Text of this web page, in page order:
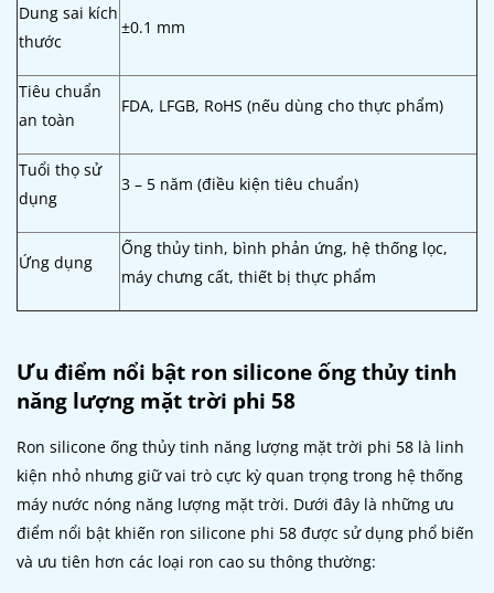
Dung sai kích
thước
±0.1 mm
Tiêu chuẩn
an toàn
FDA, LFGB, RoHS (nếu dùng cho thực phẩm)
Tuổi thọ sử
dụng
3 – 5 năm (điều kiện tiêu chuẩn)
Ứng dụng
Ống thủy tinh, bình phản ứng, hệ thống lọc,
máy chưng cất, thiết bị thực phẩm
Ưu điểm nổi bật ron silicone ống thủy tinh
năng lượng mặt trời phi 58
Ron silicone ống thủy tinh năng lượng mặt trời phi 58 là linh
kiện nhỏ nhưng giữ vai trò cực kỳ quan trọng trong hệ thống
máy nước nóng năng lượng mặt trời. Dưới đây là những ưu
điểm nổi bật khiến ron silicone phi 58 được sử dụng phổ biến
và ưu tiên hơn các loại ron cao su thông thường: